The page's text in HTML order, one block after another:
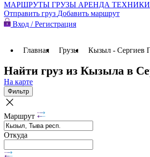
МАРШРУТЫ ГРУЗЫ АРЕНДА ТЕХНИКИ
Отправить груз Добавить маршрут
Вход / Регистрация
Главная Грузы Кызыл - Сергиев
Найти груз из Кызыла в
На карте
Фильтр
Маршрут
Откуда